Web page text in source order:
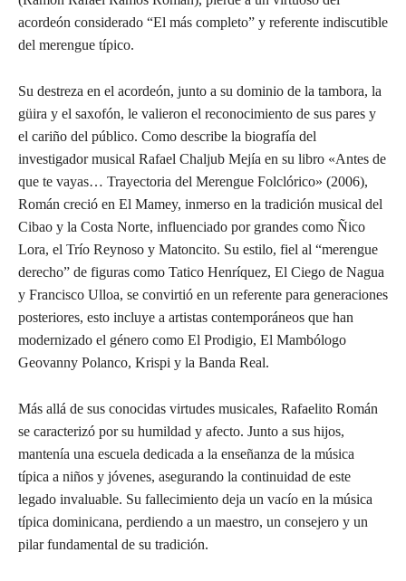
acordeón considerado “El más completo” y referente indiscutible
del merengue típico.
Su destreza en el acordeón, junto a su dominio de la tambora, la
güira y el saxofón, le valieron el reconocimiento de sus pares y
el cariño del público. Como describe la biografía del
investigador musical Rafael Chaljub Mejía en su libro «Antes de
que te vayas… Trayectoria del Merengue Folclórico» (2006),
Román creció en El Mamey, inmerso en la tradición musical del
Cibao y la Costa Norte, influenciado por grandes como Ñico
Lora, el Trío Reynoso y Matoncito. Su estilo, fiel al “merengue
derecho” de figuras como Tatico Henríquez, El Ciego de Nagua
y Francisco Ulloa, se convirtió en un referente para generaciones
posteriores, esto incluye a artistas contemporáneos que han
modernizado el género como El Prodigio, El Mambólogo
Geovanny Polanco, Krispi y la Banda Real.
Más allá de sus conocidas virtudes musicales, Rafaelito Román
se caracterizó por su humildad y afecto. Junto a sus hijos,
mantenía una escuela dedicada a la enseñanza de la música
típica a niños y jóvenes, asegurando la continuidad de este
legado invaluable. Su fallecimiento deja un vacío en la música
típica dominicana, perdiendo a un maestro, un consejero y un
pilar fundamental de su tradición.